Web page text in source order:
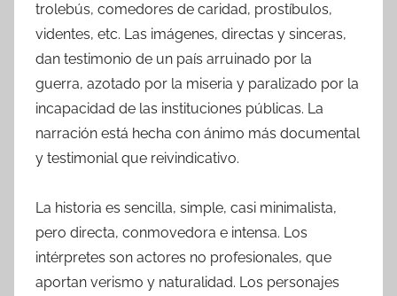
trolebús, comedores de caridad, prostíbulos,
videntes, etc. Las imágenes, directas y sinceras,
dan testimonio de un país arruinado por la
guerra, azotado por la miseria y paralizado por la
incapacidad de las instituciones públicas. La
narración está hecha con ánimo más documental
y testimonial que reivindicativo.
La historia es sencilla, simple, casi minimalista,
pero directa, conmovedora e intensa. Los
intérpretes son actores no profesionales, que
aportan verismo y naturalidad. Los personajes